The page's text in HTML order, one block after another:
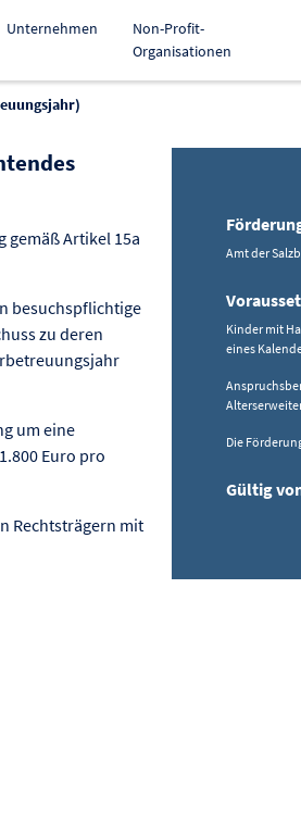
Unternehmen
Non-Profit-
Organisationen
Artikel 15a
besuchspflichtige
zu deren
um eine
Euro pro
Rechtsträgern mit
Amt der
Kinder mit
eines
Die
Gültig